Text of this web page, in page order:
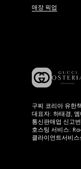
매장 픽업
구찌 코리아 유한
대표자: 하태경,
통신판매업 신고
호스팅 서비스:
클라이언트서비